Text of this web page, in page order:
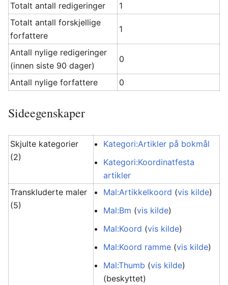
Totalt antall redigeringer
1
Totalt antall forskjellige
forfattere
1
Antall nylige redigeringer
(innen siste 90 dager)
0
Antall nylige forfattere 0
Sideegenskaper
Skjulte kategorier
(2)
Kategori:Artikler på bokmål
Kategori:Koordinatfesta
artikler
Transkluderte maler
(5)
Mal:Artikkelkoord (vis kilde)
Mal:Bm (vis kilde)
Mal:Koord (vis kilde)
Mal:Koord ramme (vis kilde)
Mal:Thumb (vis kilde)
(beskyttet)